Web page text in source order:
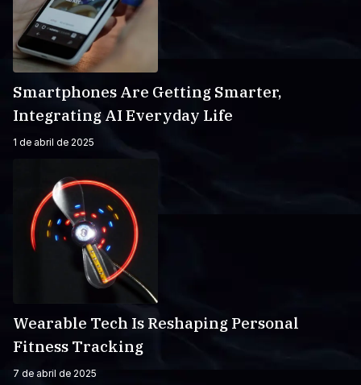
Smartphones Are Getting Smarter,
Integrating AI Everyday Life
1 de abril de 2025
Wearable Tech Is Reshaping Personal
Fitness Tracking
7 de abril de 2025